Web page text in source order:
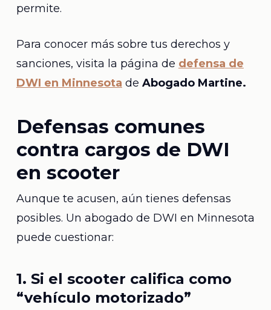
permite.
Para conocer más sobre tus derechos y
sanciones, visita la página de defensa de
DWI en Minnesota de Abogado Martine.
Defensas comunes
contra cargos de DWI
en scooter
Aunque te acusen, aún tienes defensas
posibles. Un abogado de DWI en Minnesota
puede cuestionar:
1. Si el scooter califica como
“vehículo motorizado”